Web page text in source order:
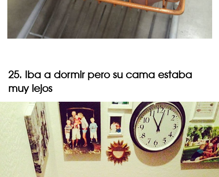
25. Iba a dormir pero su cama estaba
muy lejos